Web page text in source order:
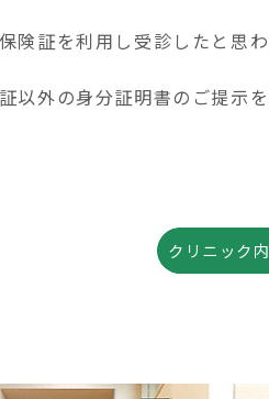
険証を利用し受診したと思
以外の身分証明書のご提示